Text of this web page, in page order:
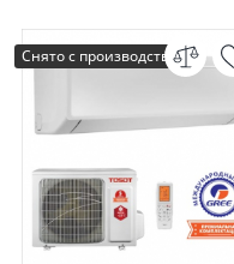
Снято с производства